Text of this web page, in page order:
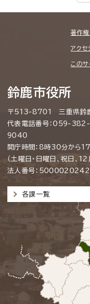
著作権
アクセ
このサ
鈴鹿市役所
〒513-8701 三重県鈴
代表電話番号：059-
9040
開庁時間：8時30分から
（土曜日・日曜日、祝日、
法人番号：
各課一覧